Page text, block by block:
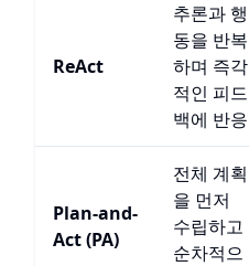
ReAct
추론과 행
동을 반복
하며 즉각
적인 피드
백에 반응
Plan-and-
Act (PA)
전체 계획
을 먼저
수립하고
순차적으